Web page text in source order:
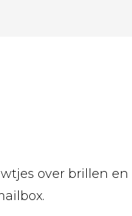
over brillen en